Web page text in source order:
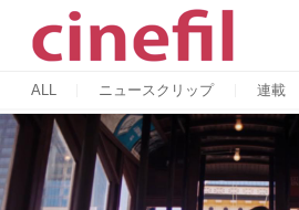
ALL ニュースクリップ 連載